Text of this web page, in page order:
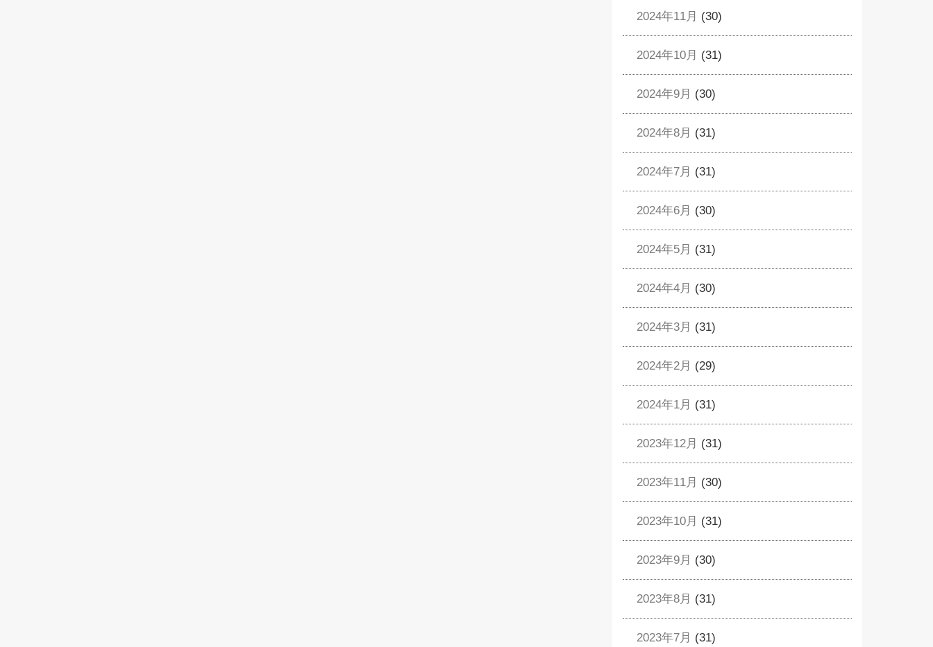
2024年11月 (30)
2024年10月 (31)
2024年9月 (30)
2024年8月 (31)
2024年7月 (31)
2024年6月 (30)
2024年5月 (31)
2024年4月 (30)
2024年3月 (31)
2024年2月 (29)
2024年1月 (31)
2023年12月 (31)
2023年11月 (30)
2023年10月 (31)
2023年9月 (30)
2023年8月 (31)
2023年7月 (31)